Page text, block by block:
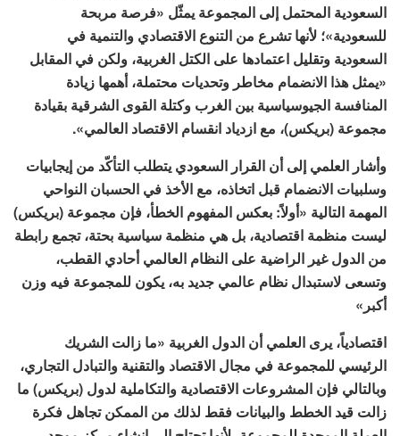
السعودية المحتمل إلى المجموعة يمثّل «فرصة مربحة
للسعودية»؛ لأنها تشرع من التنوع الاقتصادي والتنمية في
السعودية وتقليل اعتمادها على الكتل الغربية، ولكن في المقابل
«يمثل هذا الانضمام مخاطر وتحديات محتملة، أهمها زيادة
المنافسة الجيوسياسية بين الغرب وكتلة القوى الشرقية بقيادة
مجموعة (بريكس)، مع ازدياد انقسام الاقتصاد العالمي».
وأشار العلمي إلى أن القرار السعودي يتطلب التأكّد من إيجابيات
وسلبيات الانضمام قبل اتخاذه، مع الأخذ في الحسبان النواحي
المهمة التالية «أولاً: بعكس المفهوم الخطأ، فإن مجموعة (بريكس)
ليست منظمة اقتصادية، بل هي منظمة سياسية بحتة، تجمع رابطة
من الدول غير الراضية على النظام العالمي أحادي القطب،
وتسعى لاستبدال نظام عالمي جديد به، يكون للمجموعة فيه وزن
أكبر»
اقتصادياً، يرى العلمي أن الدول الغربية «ما زالت الشريك
الرئيسي للمجموعة في مجال الاقتصاد والتقنية والتبادل التجاري،
وبالتالي فإن المشروعات الاقتصادية والتكاملية لدول (بريكس) ما
زالت قيد الخطط والبيانات فقط لذلك من الممكن تجاهل فكرة